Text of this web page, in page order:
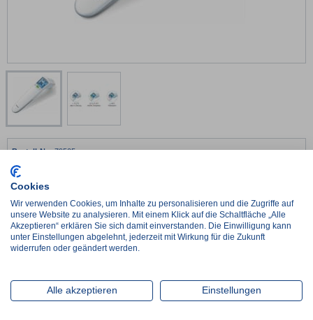
79505
199 x 68,2 x 40,9 mm
€82,11*
netto:€69,00
Lieferzeit ca. 2-3 Werktage
im Zulauf, Wiederbeschaffungszeit ca. 1 Woche
Cookies
Wir verwenden Cookies, um Inhalte zu personalisieren und die Zugriffe auf
unsere Website zu analysieren. Mit einem Klick auf die Schaltfläche „Alle
Akzeptieren“ erklären Sie sich damit einverstanden. Die Einwilligung kann
unter Einstellungen abgelehnt, jederzeit mit Wirkung für die Zukunft
widerrufen oder geändert werden.
Alle akzeptieren Einstellungen